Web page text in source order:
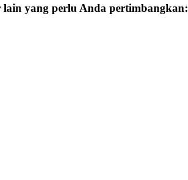
yang perlu Anda pertimbangkan: